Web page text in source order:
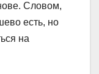
Словом,
есть, но
на